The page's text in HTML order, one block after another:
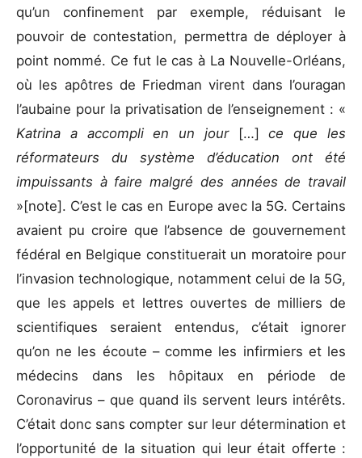
qu’un confinement par exemple, réduisant le
pouvoir de contestation, permettra de déployer à
point nommé. Ce fut le cas à La Nouvelle-Orléans,
où les apôtres de Friedman virent dans l’ouragan
l’aubaine pour la privatisation de l’enseignement : «
Katrina a accompli en un jour
[…]ce que les
réformateurs du système d’éducation ont été
impuissants à faire malgré des années de travail
»[note]. C’est le cas en Europe avec la 5G. Certains
avaient pu croire que l’absence de gouvernement
fédéral en Belgique constituerait un moratoire pour
l’invasion technologique, notamment celui de la 5G,
que les appels et lettres ouvertes de milliers de
scientifiques seraient entendus, c’était ignorer
qu’on ne les écoute – comme les infirmiers et les
médecins dans les hôpitaux en période de
Coronavirus – que quand ils servent leurs intérêts.
C’était donc sans compter sur leur détermination et
l’opportunité de la situation qui leur était offerte :